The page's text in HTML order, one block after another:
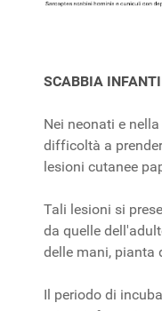
SCABBIA
Nei neonati e
difficoltà a
lesioni cutanee
Tali lesioni si
da quelle
delle mani, pianta
Il periodo di